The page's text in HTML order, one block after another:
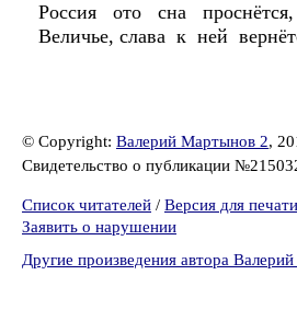
Россия ото сна проснётся,
Величье, слава к ней
© Copyright: Валерий Мартынов 2,
Свидетельство о публикации
Список читателей / Версия для печати
Заявить о нарушении
Другие произведения автора